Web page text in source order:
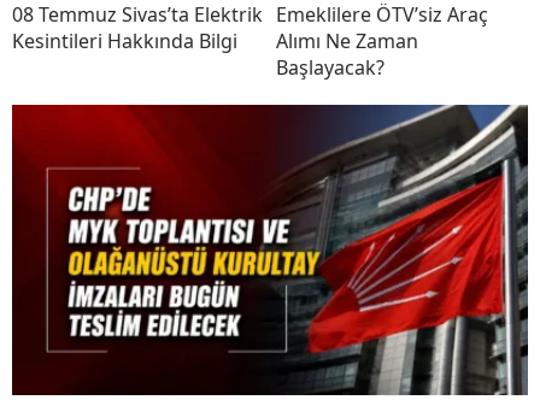
08 Temmuz Sivas’ta Elektrik
Kesintileri Hakkında Bilgi
Emeklilere ÖTV’siz Araç
Alımı Ne Zaman
Başlayacak?